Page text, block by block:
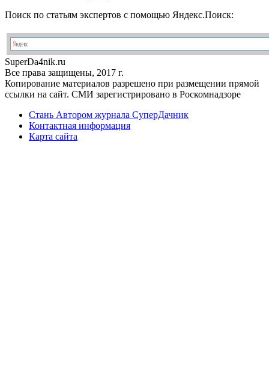
Поиск по статьям экспертов с помощью Яндекс.Поиск:
SuperDa4nik.ru
Все права защищены, 2017 г.
Копирование материалов разрешено при размещении прямой
ссылки на сайт. СМИ зарегистрировано в Роскомнадзоре
Стань Автором журнала СуперДачник
Контактная информация
Карта сайта